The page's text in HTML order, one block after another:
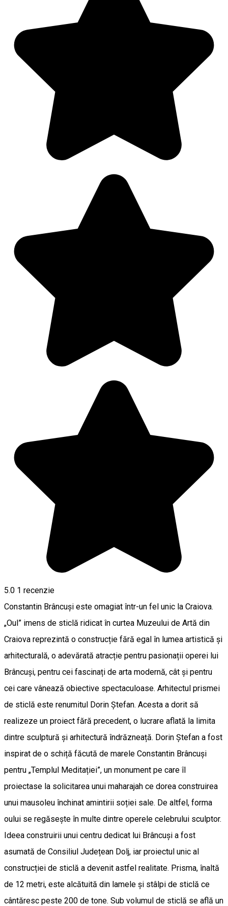
5.0 1 recenzie
Constantin Brâncuși este omagiat într-un fel unic la Craiova.
„Oul” imens de sticlă ridicat în curtea Muzeului de Artă din
Craiova reprezintă o construcție fără egal în lumea artistică și
arhitecturală, o adevărată atracție pentru pasionații operei lui
Brâncuși, pentru cei fascinați de arta modernă, cât și pentru
cei care vânează obiective spectaculoase. Arhitectul prismei
de sticlă este renumitul Dorin Ștefan. Acesta a dorit să
realizeze un proiect fără precedent, o lucrare aflată la limita
dintre sculptură și arhitectură îndrăzneață. Dorin Ștefan a fost
inspirat de o schiță făcută de marele Constantin Brâncuși
pentru „Templul Meditației”, un monument pe care îl
proiectase la solicitarea unui maharajah ce dorea construirea
unui mausoleu închinat amintirii soției sale. De altfel, forma
oului se regăsește în multe dintre operele celebrului sculptor.
Ideea construirii unui centru dedicat lui Brâncuși a fost
asumată de Consiliul Județean Dolj, iar proiectul unic al
construcției de sticlă a devenit astfel realitate. Prisma, înaltă
de 12 metri, este alcătuită din lamele și stâlpi de sticlă ce
cântăresc peste 200 de tone. Sub volumul de sticlă se află un